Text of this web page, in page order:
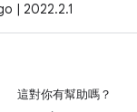
| 2022.2.1
這對你有幫助嗎？